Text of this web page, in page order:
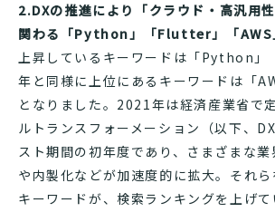
2.DXの推進により「クラウド・高汎用
関わる「Python」「Flutter」「AWS
上昇しているキーワードは「Python
年と同様に上位にあるキーワードは「
となりました。2021年は経済産業省で
ルトランスフォーメーション（以下、
スト期間の初年度であり、さまざまな
や内製化などが加速度的に拡大。それ
キーワードが、検索ランキングを上げ